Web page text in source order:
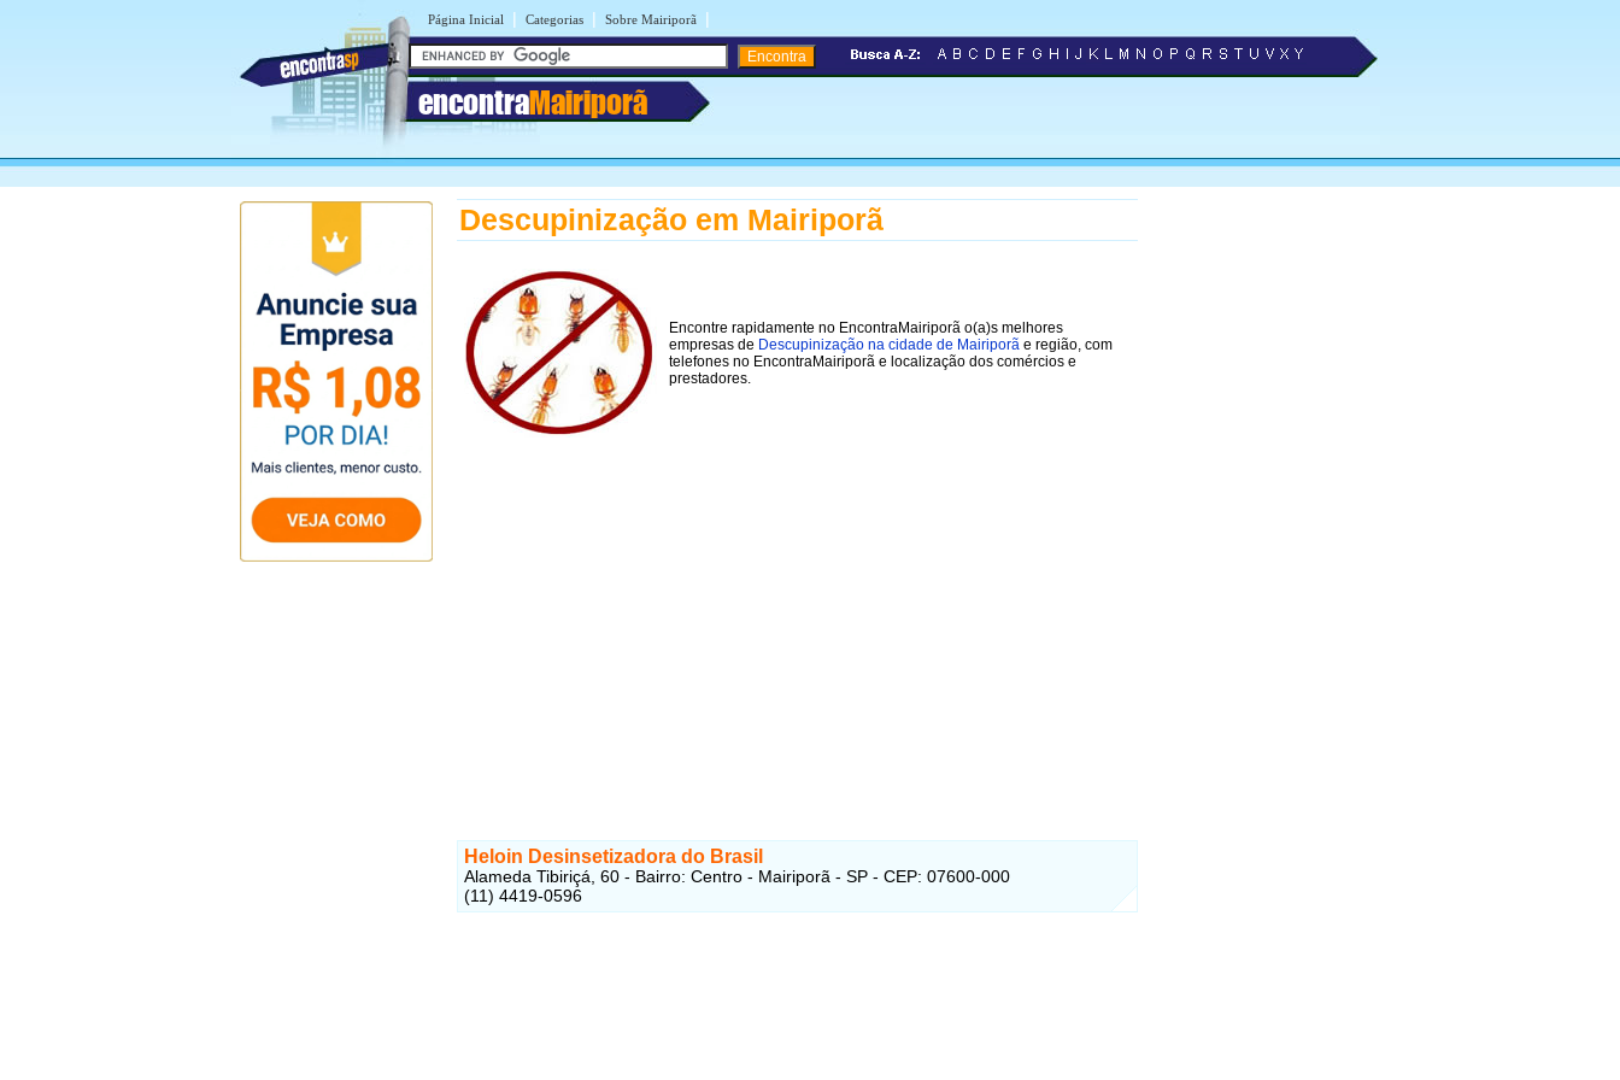
Página Inicial | Categorias | Sobre Mairiporã |
encontraMairiporã
Descupinização em Mairiporã
Encontre rapidamente no EncontraMairiporã o(a)s melhores
empresas de Descupinização na cidade de Mairiporã e região, com
telefones no EncontraMairiporã e localização dos comércios e
prestadores.
Heloin Desinsetizadora do Brasil
Alameda Tibiriçá, 60 - Bairro: Centro - Mairiporã - SP - CEP: 07600-000
(11) 4419-0596